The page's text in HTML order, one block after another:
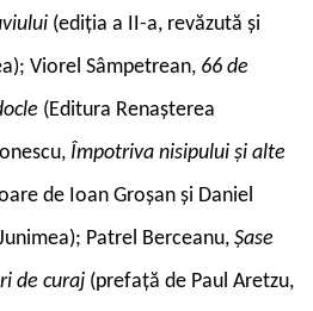
(ediția a II-a, revăzută și
Viorel Sâmpetrean, 66 de
(Editura Renașterea
Împotriva nisipului și alte
de Ioan Groșan și Daniel
Patrel Berceanu, Șase
de curaj (prefață de Paul Aretzu,